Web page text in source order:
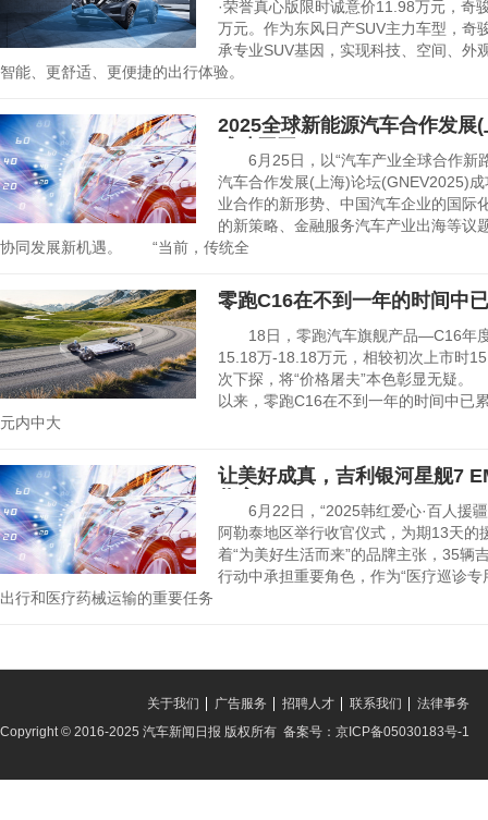
·荣誉真心版限时诚意价11.98万元，奇
万元。作为东风日产SUV主力车型，奇
承专业SUV基因，实现科技、空间、外
智能、更舒适、更便捷的出行体验。
2025全球新能源汽车合作发展
6月25日，以“汽车产业全球合作新
汽车合作发展(上海)论坛(GNEV2025)
业合作的新形势、中国汽车企业的国际
的新策略、金融服务汽车产业出海等议
协同发展新机遇。 “当前，传统全
零跑C16在不到一年的时间中
18日，零跑汽车旗舰产品—C16年度
15.18万-18.18万元，相较初次上市时
次下探，将“价格屠夫”本色彰显无疑
以来，零跑C16在不到一年的时间中已
元内中大
让美好成真，吉利银河星舰7
6月22日，“2025韩红爱心·百人援疆
阿勒泰地区举行收官仪式，为期13天的
着“为美好生活而来”的品牌主张，35辆
行动中承担重要角色，作为“医疗巡诊
出行和医疗药械运输的重要任务
法律事务
联系我们
招聘人才
广告服务
关于我们
Copyright © 2016-2025 汽车新闻日报 版权所有 备案号：京ICP备05030183号-1